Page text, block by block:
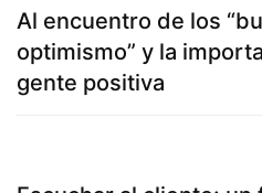
Al encuentro de los
optimismo” y la
gente positiva